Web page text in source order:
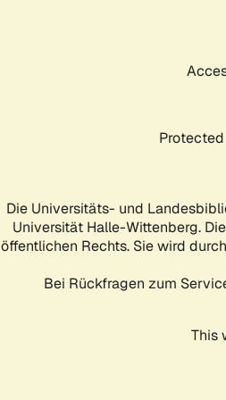
Die Universitäts- und
Universität Halle-Wittenberg.
öffentlichen Rechts. Sie wird
Bei Rückfragen zum
This